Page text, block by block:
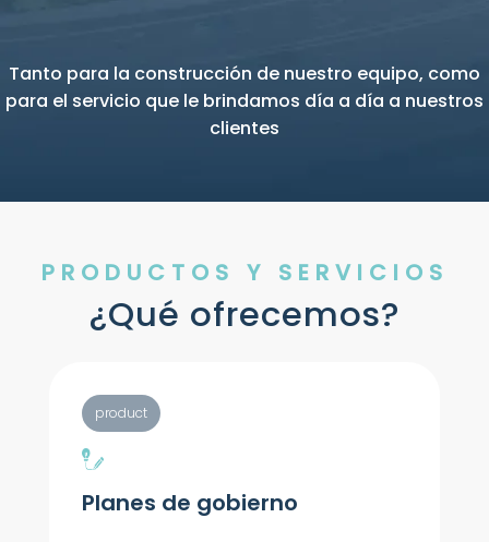
Tanto para la construcción de nuestro equipo, como
para el servicio que le brindamos día a día a nuestros
clientes
PRODUCTOS Y SERVICIOS
¿Qué ofrecemos?
product
Planes de gobierno